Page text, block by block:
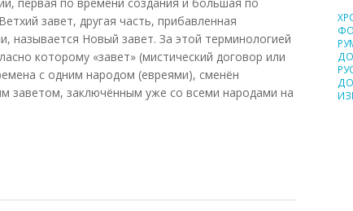
завет, другая часть, прибавленная
называется Новый завет. За этой терминологией
которому «завет» (мистический договор или
с одним народом (евреями), сменён
заветом, заключённым уже со всеми народами на